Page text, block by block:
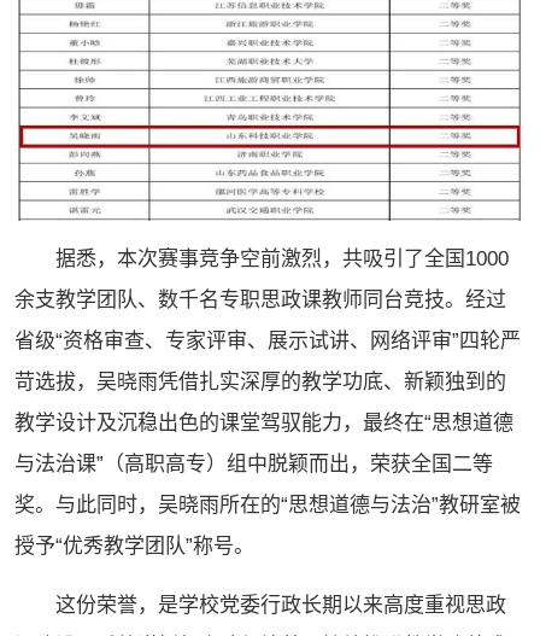
据悉，本次赛事竞争空前激烈，共吸引了全国1000
余支教学团队、数千名专职思政课教师同台竞技。经过
省级“资格审查、专家评审、展示试讲、网络评审”四轮严
苛选拔，吴晓雨凭借扎实深厚的教学功底、新颖独到的
教学设计及沉稳出色的课堂驾驭能力，最终在“思想道德
与法治课”（高职高专）组中脱颖而出，荣获全国二等
奖。与此同时，吴晓雨所在的“思想道德与法治”教研室被
授予“优秀教学团队”称号。
这份荣誉，是学校党委行政长期以来高度重视思政